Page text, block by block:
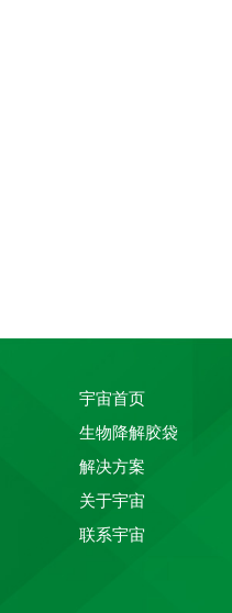
宇宙首页
生物降解胶袋
解决方案
关于宇宙
联系宇宙